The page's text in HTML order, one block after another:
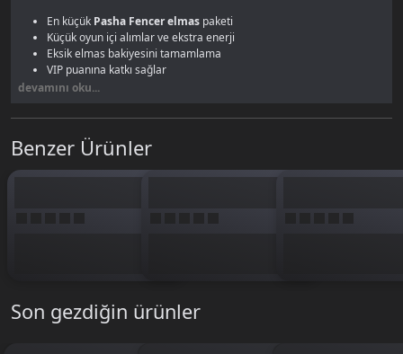
En küçük Pasha Fencer elmas paketi
Küçük oyun içi alımlar ve ekstra enerji
Eksik elmas bakiyesini tamamlama
VIP puanına katkı sağlar
Elmas sistemini tanıma paketi
60 elmas gacha çekimi için yetmez ama küçük ihtiyaçları karşılamak ve
veya680 Elmaspaketlerine bak.
devamını oku...
Benzer Ürünler
Son gezdiğin ürünler